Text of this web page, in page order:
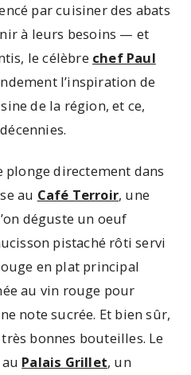
par cuisiner des abats
à leurs besoins — et
le célèbre chef Paul
l’inspiration de
de la région, et ce,
plonge directement dans
au Café Terroir, une
déguste un oeuf
pistaché rôti servi
en plat principal
au vin rouge pour
note sucrée. Et bien sûr,
bonnes bouteilles. Le
Palais Grillet, un